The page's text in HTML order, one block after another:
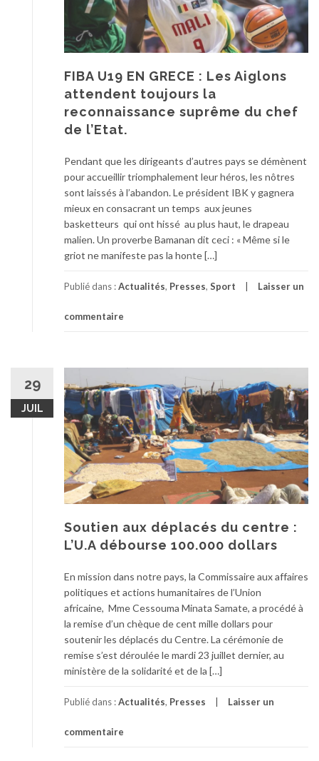
FIBA U19 EN GRECE : Les Aiglons
attendent toujours la
reconnaissance suprême du chef
de l’Etat.
Pendant que les dirigeants d’autres pays se démènent
pour accueillir triomphalement leur héros, les nôtres
sont laissés à l’abandon. Le président IBK y gagnera
mieux en consacrant un temps aux jeunes
basketteurs qui ont hissé au plus haut, le drapeau
malien. Un proverbe Bamanan dit ceci : « Même si le
griot ne manifeste pas la honte […]
Publié dans :Actualités, Presses, Sport Laisser un
commentaire
29
JUIL
Soutien aux déplacés du centre :
L’U.A débourse 100.000 dollars
En mission dans notre pays, la Commissaire aux affaires
politiques et actions humanitaires de l’Union
africaine, Mme Cessouma Minata Samate, a procédé à
la remise d’un chèque de cent mille dollars pour
soutenir les déplacés du Centre. La cérémonie de
remise s’est déroulée le mardi 23 juillet dernier, au
ministère de la solidarité et de la […]
Publié dans :Actualités, Presses Laisser un
commentaire